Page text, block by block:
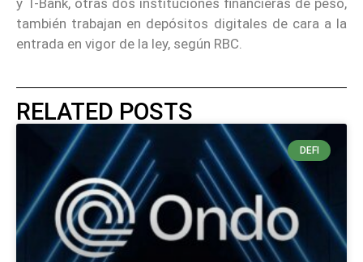
y T-Bank, otras dos instituciones financieras de peso,
también trabajan en depósitos digitales de cara a la
entrada en vigor de la ley, según RBC.
RELATED POSTS
DEFI